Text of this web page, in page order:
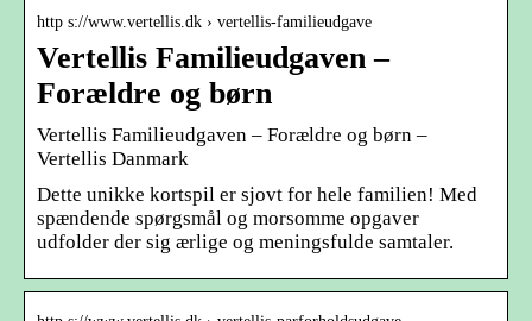
http s://www.vertellis.dk › vertellis-familieudgave
Vertellis Familieudgaven –
Forældre og børn
Vertellis Familieudgaven – Forældre og børn –
Vertellis Danmark
Dette unikke kortspil er sjovt for hele familien! Med
spændende spørgsmål og morsomme opgaver
udfolder der sig ærlige og meningsfulde samtaler.